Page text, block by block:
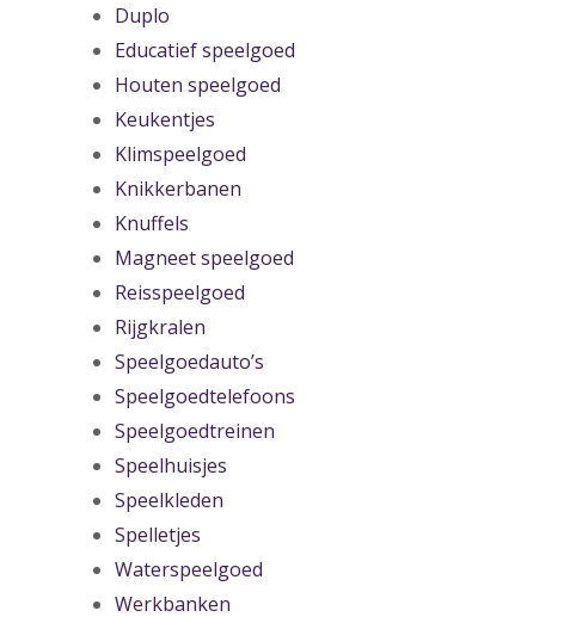
Duplo
Educatief speelgoed
Houten speelgoed
Keukentjes
Klimspeelgoed
Knikkerbanen
Knuffels
Magneet speelgoed
Reisspeelgoed
Rijgkralen
Speelgoedauto’s
Speelgoedtelefoons
Speelgoedtreinen
Speelhuisjes
Speelkleden
Spelletjes
Waterspeelgoed
Werkbanken